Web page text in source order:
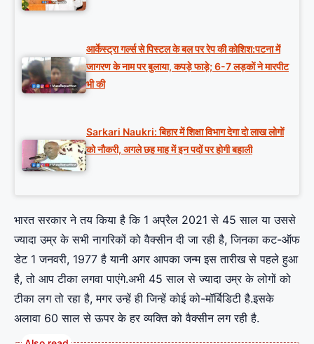
आर्केस्ट्रा गर्ल्स से पिस्टल के बल पर रेप की कोशिश:पटना में
जागरण के नाम पर बुलाया, कपड़े फाड़े; 6-7 लड़कों ने मारपीट
भी की
Sarkari Naukri: बिहार में शिक्षा विभाग देगा दो लाख लोगों
को नौकरी, अगले छह माह में इन पदों पर होगी बहाली
भारत सरकार ने तय किया है कि 1 अप्रैल 2021 से 45 साल या उससे
ज्‍यादा उम्र के सभी नागरिकों को वैक्‍सीन दी जा रही है, जिनका कट-ऑफ
डेट 1 जनवरी, 1977 है यानी अगर आपका जन्‍म इस तारीख से पहले हुआ
है, तो आप टीका लगवा पाएंगे.अभी 45 साल से ज्‍यादा उम्र के लोगों को
टीका लग तो रहा है, मगर उन्‍हें ही जिन्‍हें कोई को-मॉर्बिडिटी है.इसके
अलावा 60 साल से ऊपर के हर व्‍यक्ति को वैक्‍सीन लग रही है.